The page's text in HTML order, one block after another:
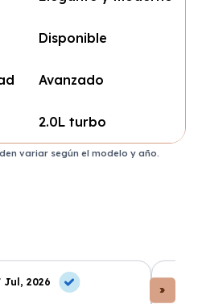
Disponible
Avanzado
2.0L turbo
variar según el modelo y año.
Jul, 2026